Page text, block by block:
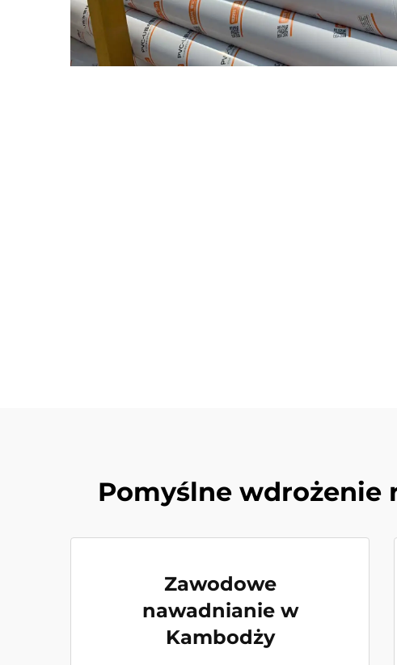
Pomyślne wdrożenie
Zawodowe
nawadnianie w
Kambodży